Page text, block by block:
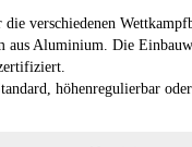
verschiedenen
aus Aluminium. Die
höhenregulierbar